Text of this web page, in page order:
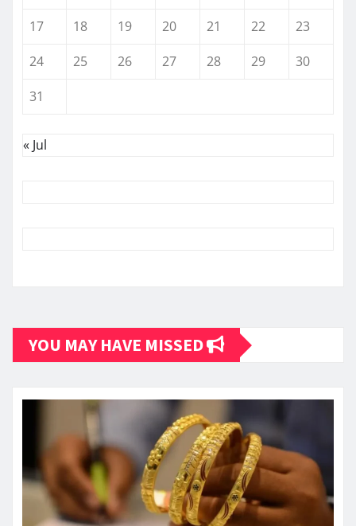
17
18 19 20 21 22
23
24
25 26 27 28 29
30
31
« Jul
YOU MAY HAVE MISSED